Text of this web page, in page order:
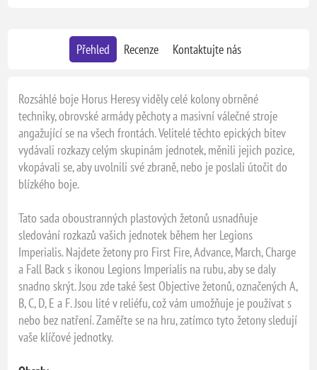
Přehled Recenze Kontaktujte nás
Rozsáhlé boje Horus Heresy viděly celé kolony obrněné
techniky, obrovské armády pěchoty a masivní válečné stroje
angažující se na všech frontách. Velitelé těchto epických bitev
vydávali rozkazy celým skupinám jednotek, měnili jejich pozice,
vkopávali se, aby uvolnili své zbraně, nebo je poslali útočit do
blízkého boje.
Tato sada oboustranných plastových žetonů usnadňuje
sledování rozkazů vašich jednotek během her Legions
Imperialis. Najdete žetony pro First Fire, Advance, March, Charge
a Fall Back s ikonou Legions Imperialis na rubu, aby se daly
snadno skrýt. Jsou zde také šest Objective žetonů, označených A,
B, C, D, E a F. Jsou lité v reliéfu, což vám umožňuje je používat s
nebo bez natření. Zaměřte se na hru, zatímco tyto žetony sledují
vaše klíčové jednotky.